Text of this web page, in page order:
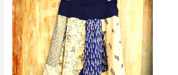
ジ
ナ
ル
only
one